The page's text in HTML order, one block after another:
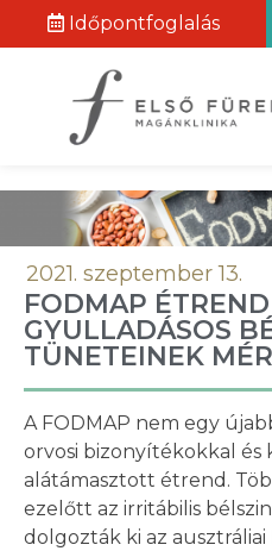
Időpontfoglalás
2021. szeptember 13.
FODMAP
GYULLADÁSOS
TÜNETEINEK
A FODMAP nem egy
orvosi bizonyítékokkal és
alátámasztott étrend.
ezelőtt az irritábilis
dolgozták ki az